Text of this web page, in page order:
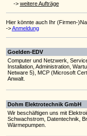
-> weitere Aufträge
Hier könnte auch Ihr (Firmen-
->Anmeldung
Goelden-EDV
Computer und Netzwerk,
Installation, Administration,
Netware 5), MCP (Microsoft
Anwalt.
Dohm Elektrotechnik GmbH
Wir beschäftigen uns mit
Schwachstrom, Datentechnik,
Wärmepumpen.